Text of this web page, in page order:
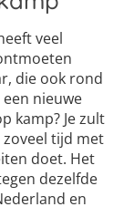
veel
die ook rond
nieuwe
kamp? Je zult
tijd met
doet. Het
dezelfde
en